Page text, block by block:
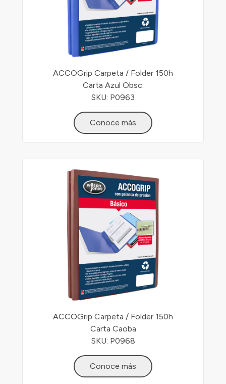
ACCOGrip Carpeta / Folder 150h
Carta Azul Obsc.
SKU: P0963
Conoce más
ACCOGrip Carpeta / Folder 150h
Carta Caoba
SKU: P0968
Conoce más